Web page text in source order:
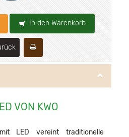
In den Warenkorb
VON KWO
LED vereint traditionelle